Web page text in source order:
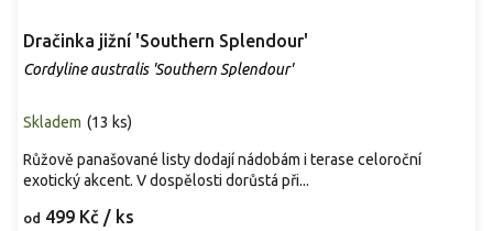
Dračinka jižní 'Southern Splendour'
Cordyline australis 'Southern Splendour'
Skladem (13 ks)
od 499 Kč / ks
Růžově panašované listy dodají nádobám i terase celoroční
exotický akcent. V dospělosti dorůstá při...